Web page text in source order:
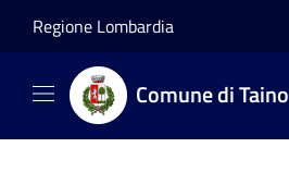
Regione Lombardia
Comune di Taino